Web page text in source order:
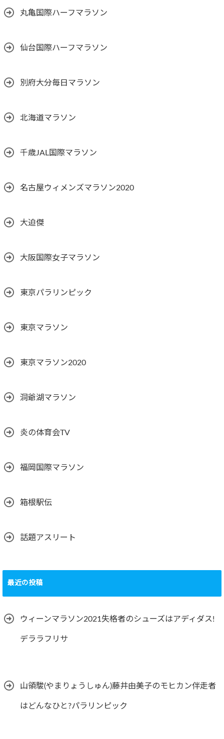
丸亀国際ハーフマラソン
仙台国際ハーフマラソン
別府大分毎日マラソン
北海道マラソン
千歳JAL国際マラソン
名古屋ウィメンズマラソン2020
大迫傑
大阪国際女子マラソン
東京パラリンピック
東京マラソン
東京マラソン2020
洞爺湖マラソン
炎の体育会TV
福岡国際マラソン
箱根駅伝
話題アスリート
最近の投稿
ウィーンマラソン2021失格者のシューズはアディダス!
デララフリサ
山領駿(やまりょうしゅん)藤井由美子のモヒカン伴走者
はどんなひと?パラリンピック